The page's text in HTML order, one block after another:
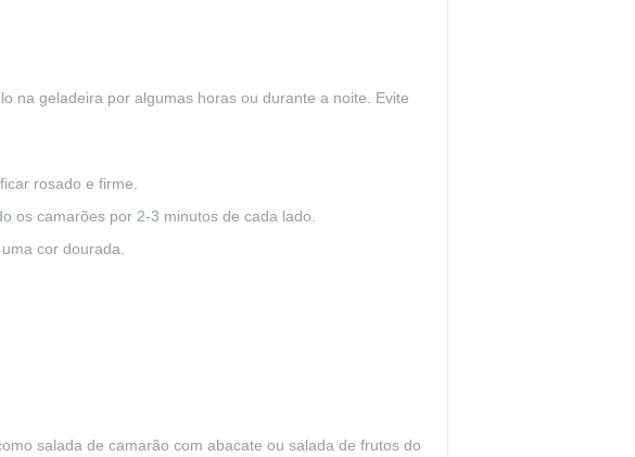
na geladeira por algumas horas ou durante a noite. Evite
rosado e firme.
os camarões por 2-3 minutos de cada lado.
cor dourada.
salada de camarão com abacate ou salada de frutos do